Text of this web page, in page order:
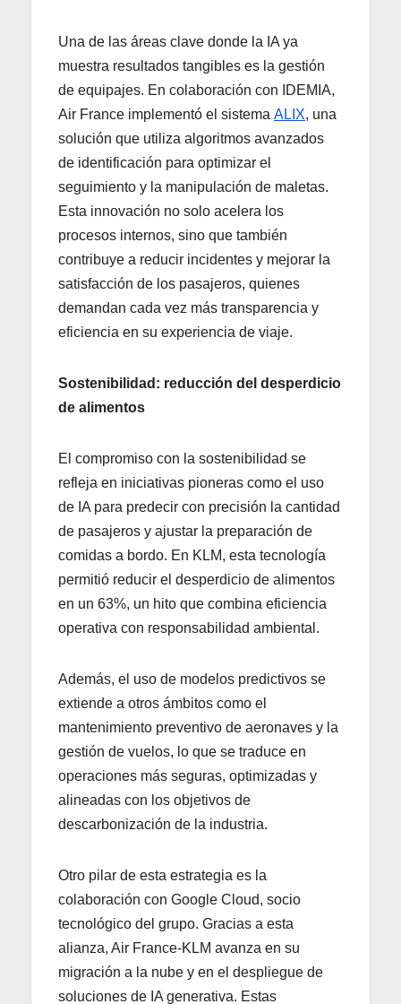
Una de las áreas clave donde la IA ya
muestra resultados tangibles es la gestión
de equipajes. En colaboración con IDEMIA,
Air France implementó el sistema ALIX, una
solución que utiliza algoritmos avanzados
de identificación para optimizar el
seguimiento y la manipulación de maletas.
Esta innovación no solo acelera los
procesos internos, sino que también
contribuye a reducir incidentes y mejorar la
satisfacción de los pasajeros, quienes
demandan cada vez más transparencia y
eficiencia en su experiencia de viaje.
Sostenibilidad: reducción del desperdicio
de alimentos
El compromiso con la sostenibilidad se
refleja en iniciativas pioneras como el uso
de IA para predecir con precisión la cantidad
de pasajeros y ajustar la preparación de
comidas a bordo. En KLM, esta tecnología
permitió reducir el desperdicio de alimentos
en un 63%, un hito que combina eficiencia
operativa con responsabilidad ambiental.
Además, el uso de modelos predictivos se
extiende a otros ámbitos como el
mantenimiento preventivo de aeronaves y la
gestión de vuelos, lo que se traduce en
operaciones más seguras, optimizadas y
alineadas con los objetivos de
descarbonización de la industria.
Otro pilar de esta estrategia es la
colaboración con Google Cloud, socio
tecnológico del grupo. Gracias a esta
alianza, Air France-KLM avanza en su
migración a la nube y en el despliegue de
soluciones de IA generativa. Estas